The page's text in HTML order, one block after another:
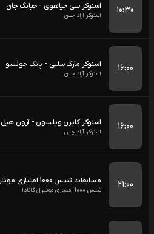
۱۰:۳۰ اسنوکر سی جیاهوی - جیانگ جان
اسنوکر آزاد چین
۱۶:۰۰ اسنوکر مارک سلبی - پانگ جونسو
اسنوکر آزاد چین
۱۶:۰۰ اسنوکر کایرن ویلسون - آرون هیل
اسنوکر آزاد چین
۲۱:۰۰ مسابقات تنیس 1000 امتیازی مونترال کانادا
تنیس 1000 امتیازی مونترال کانادا